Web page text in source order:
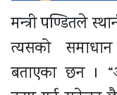
मन्त्री पण्डितले
त्यसको
बताएका छन ।